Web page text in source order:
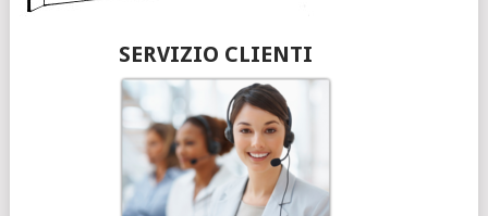
SERVIZIO CLIENTI